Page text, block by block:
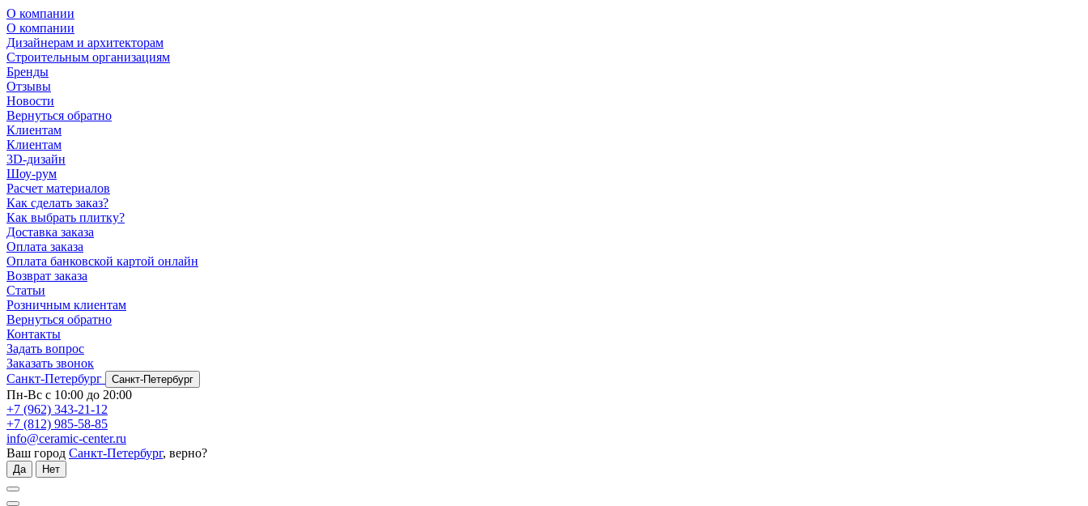
О компании
О компании
Дизайнерам и архитекторам
Строительным организациям
Бренды
Отзывы
Новости
Вернуться обратно
Клиентам
Клиентам
3D-дизайн
Шоу-рум
Расчет материалов
Как сделать заказ?
Как выбрать плитку?
Доставка заказа
Оплата заказа
Оплата банковской картой онлайн
Возврат заказа
Статьи
Розничным клиентам
Вернуться обратно
Контакты
Задать вопрос
Заказать звонок
Санкт-Петербург
Санкт-Петербург
Пн-Вс с 10:00 до 20:00
+7 (962) 343-21-12
+7 (812) 985-58-85
info@ceramic-center.ru
Ваш город Санкт-Петербург, верно?
Да Нет